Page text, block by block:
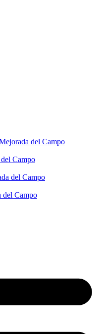
del Campo
Campo
del Campo
del Campo